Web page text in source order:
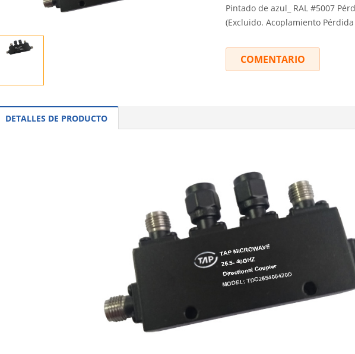
Pintado de azul_ RAL #5007
(Excluido. Acoplamiento
COMENTARIO
DETALLES DE PRODUCTO